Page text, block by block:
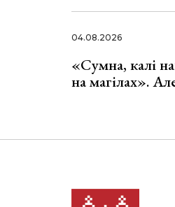
04.08.2026
«Сумна, калі
на магілах».